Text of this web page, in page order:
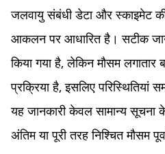
जलवायु संबंधी डेटा और स्काइमेट
आकलन पर आधारित है। सटीक
किया गया है, लेकिन मौसम लगातार
प्रक्रिया है, इसलिए
यह जानकारी केवल सामान्य सूचना
अंतिम या पूरी तरह निश्चित मौसम